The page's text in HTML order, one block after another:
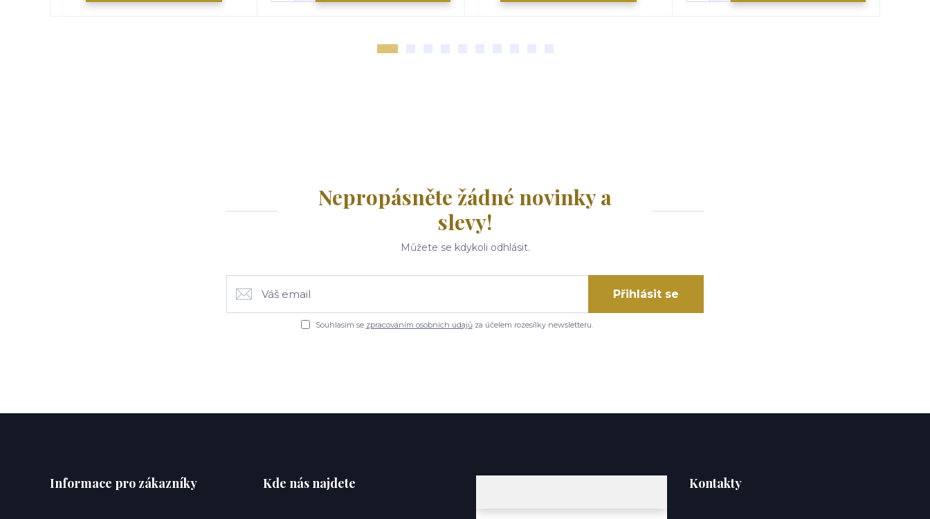
Nepropásněte žádné novinky a
slevy!
Můžete se kdykoli odhlásit.
Přihlásit se
Souhlasím se zpracováním osobních údajůza účelem rozesílky newsletteru.
Informace pro zákazníky Kde nás najdete Kontakty